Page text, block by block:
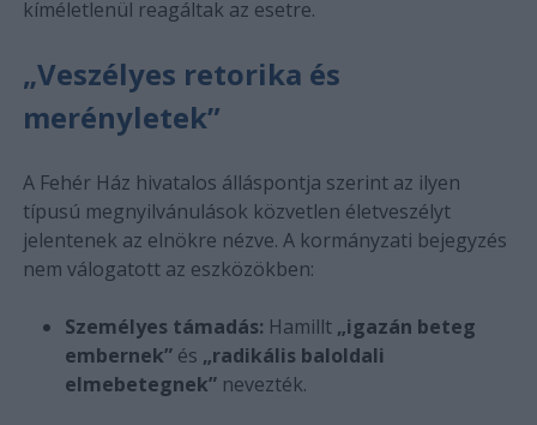
kíméletlenül reagáltak az esetre.
„Veszélyes retorika és
merényletek”
A Fehér Ház hivatalos álláspontja szerint az ilyen
típusú megnyilvánulások közvetlen életveszélyt
jelentenek az elnökre nézve. A kormányzati bejegyzés
nem válogatott az eszközökben:
Személyes támadás: Hamillt „igazán beteg
embernek”és „radikális baloldali
elmebetegnek”nevezték.